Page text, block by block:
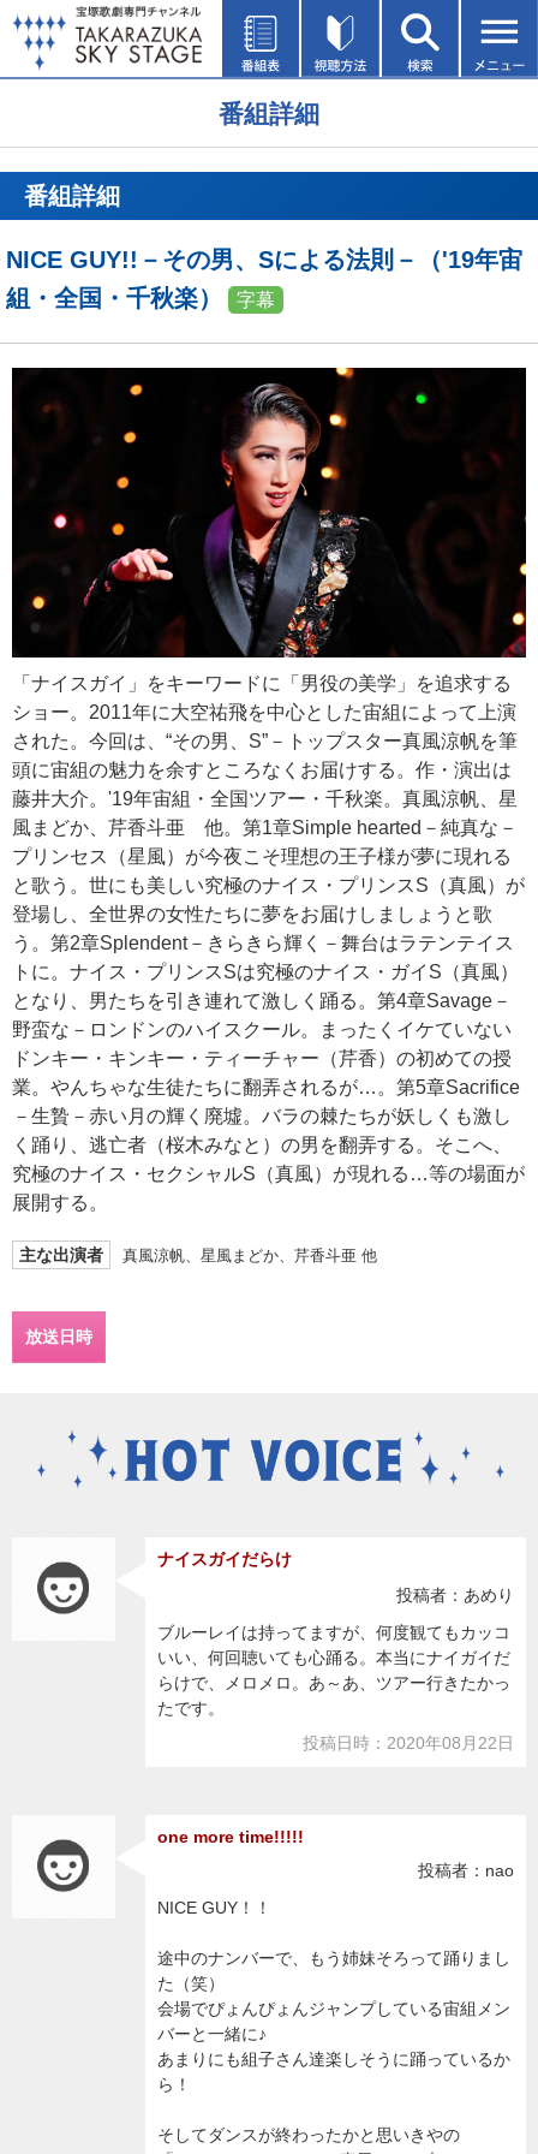
番組詳細
番組詳細
NICE GUY!!－その男、Sによる法則－（'19年宙
組・全国・千秋楽）
字幕
「ナイスガイ」をキーワードに「男役の美学」を追求する
ショー。2011年に大空祐飛を中心とした宙組によって上演
された。今回は、“その男、S”－トップスター真風涼帆を筆
頭に宙組の魅力を余すところなくお届けする。作・演出は
藤井大介。'19年宙組・全国ツアー・千秋楽。真風涼帆、星
風まどか、芹香斗亜 他。第1章Simple hearted－純真な－
プリンセス（星風）が今夜こそ理想の王子様が夢に現れる
と歌う。世にも美しい究極のナイス・プリンスS（真風）が
登場し、全世界の女性たちに夢をお届けしましょうと歌
う。第2章Splendent－きらきら輝く－舞台はラテンテイス
トに。ナイス・プリンスSは究極のナイス・ガイS（真風）
となり、男たちを引き連れて激しく踊る。第4章Savage－
野蛮な－ロンドンのハイスクール。まったくイケていない
ドンキー・キンキー・ティーチャー（芹香）の初めての授
業。やんちゃな生徒たちに翻弄されるが…。第5章Sacrifice
－生贄－赤い月の輝く廃墟。バラの棘たちが妖しくも激し
く踊り、逃亡者（桜木みなと）の男を翻弄する。そこへ、
究極のナイス・セクシャルS（真風）が現れる…等の場面が
展開する。
主な出演者 真風涼帆、星風まどか、芹香斗亜 他
放送日時
ナイスガイだらけ
投稿者：あめり
ブルーレイは持ってますが、何度観てもカッコ
いい、何回聴いても心踊る。本当にナイガイだ
らけで、メロメロ。あ～あ、ツアー行きたかっ
たです。
投稿日時：2020年08月22日
one more time!!!!!
投稿者：nao
NICE GUY！！
途中のナンバーで、もう姉妹そろって踊りまし
た（笑）
会場でぴょんぴょんジャンプしている宙組メン
バーと一緒に♪
あまりにも組子さん達楽しそうに踊っているか
ら！
そしてダンスが終わったかと思いきやの